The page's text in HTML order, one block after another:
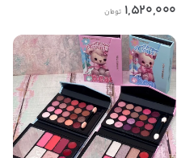
1,520,000 تومان